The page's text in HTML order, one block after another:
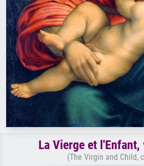
La Vierge et l'Enfant,
(The Virgin and Child,